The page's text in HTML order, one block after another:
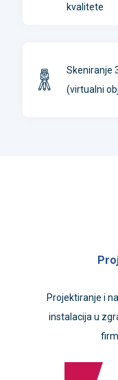
kvalitete
Skeniranje
(virtualni
Projektiranje i
instalacija u